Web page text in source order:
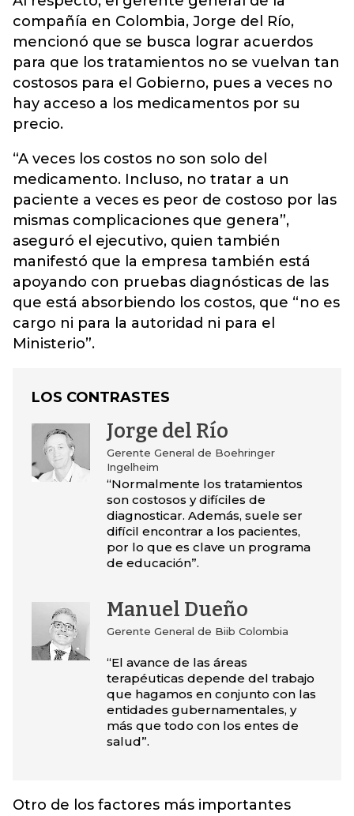
compañía en Colombia, Jorge del Río,
mencionó que se busca lograr acuerdos
para que los tratamientos no se vuelvan tan
costosos para el Gobierno, pues a veces no
hay acceso a los medicamentos por su
precio.
“A veces los costos no son solo del
medicamento. Incluso, no tratar a un
paciente a veces es peor de costoso por las
mismas complicaciones que genera”,
aseguró el ejecutivo, quien también
manifestó que la empresa también está
apoyando con pruebas diagnósticas de las
que está absorbiendo los costos, que “no es
cargo ni para la autoridad ni para el
Ministerio”.
LOS CONTRASTES
Jorge del Río
Gerente General de Boehringer
Ingelheim
“Normalmente los tratamientos
son costosos y difíciles de
diagnosticar. Además, suele ser
difícil encontrar a los pacientes,
por lo que es clave un programa
de educación”.
Manuel Dueño
Gerente General de Biib Colombia
“El avance de las áreas
terapéuticas depende del trabajo
que hagamos en conjunto con las
entidades gubernamentales, y
más que todo con los entes de
salud”.
Otro de los factores más importantes